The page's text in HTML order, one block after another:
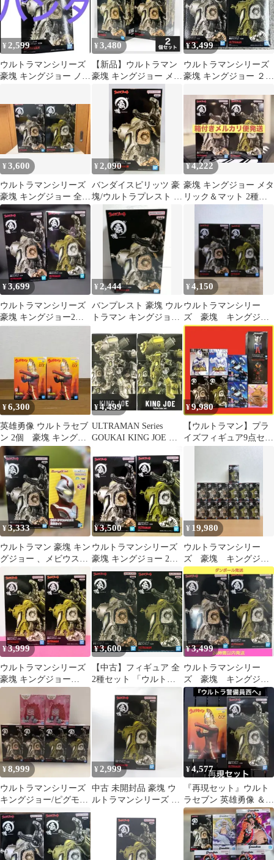
¥ 2,599
ウルトラマンシリーズ
豪塊 キングジョー ノー
¥3,480
【新品】ウルトラマン
豪塊 キングジョー メタ
リックカラーver. 2個セ
¥3,499
ウルトラマンシリーズ
豪塊 キングジョー ２点
¥3,600
ウルトラマンシリーズ
豪塊 キングジョー 全2
種セット フィギュア
¥ 2,090
バンダイスピリッツ 豪
塊/ウルトラプレスト ウ
ルトラマンシリーズ キ
ングジョー A
¥4,222
豪塊 キングジョー メタ
リック＆マット 2種セ
¥3,699
ウルトラマンシリーズ
豪塊 キングジョー2種
セット
¥ 2,444
バンプレスト 豪塊 ウル
トラマン キングジョー
¥4,150
ウルトラマンシリー
ズ 豪塊 キングジョ
ー フィギュア2点 ま
とめ売り 怪獣 新品
¥6,300
英雄勇像 ウルトラセブ
ン 2個 豪塊 キングジ
ョー2種
¥4,499
ULTRAMAN Series
GOUKAI KING JOE セ
¥9,980
【ウルトラマン】プラ
イズフィギュア9点セッ
¥3,333
ウルトラマン 豪塊 キン
グジョー 、メビウス胸
¥3,500
ウルトラマンシリーズ
豪塊 キングジョー 2種
セット フィギュア
¥ 19,980
ウルトラマンシリー
ズ 豪塊 キングジョ
ー 13個セット
¥3,999
ウルトラマンシリーズ
豪塊 キングジョー
Matte Color ver. 2体
¥3,600
【中古】フィギュア 全
2種セット 「ウルトラ
マンシリーズ」 豪塊 キ
ングジョー
¥3,499
ウルトラマンシリー
ズ 豪塊 キングジョ
ー フィギュア 2種セ
ット 新品未開封
¥8,999
ウルトラマンシリーズ
キングジョー/ピグモン
フィギュア【6体セッ
ト】
¥2,999
中古 未開封品 豪塊 ウ
ルトラマンシリーズ キ
ラー BANDAI NAMCO/
バンダイナムコ フィギ
ュア pr04878
¥4,577
『再現セット』ウルト
ラセブン 英雄勇像 ＆
豪塊 キングジョー Bセ
ット